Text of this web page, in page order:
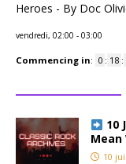
Heroes - By Doc
vendredi, 02:00 - 03:00
Commencing in: 0 : 18 :
10
Mean
10